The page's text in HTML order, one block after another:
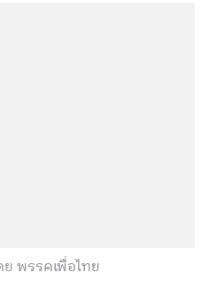
ย พรรคเพื่อไทย